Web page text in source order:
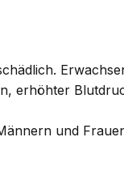
erhöhter
und